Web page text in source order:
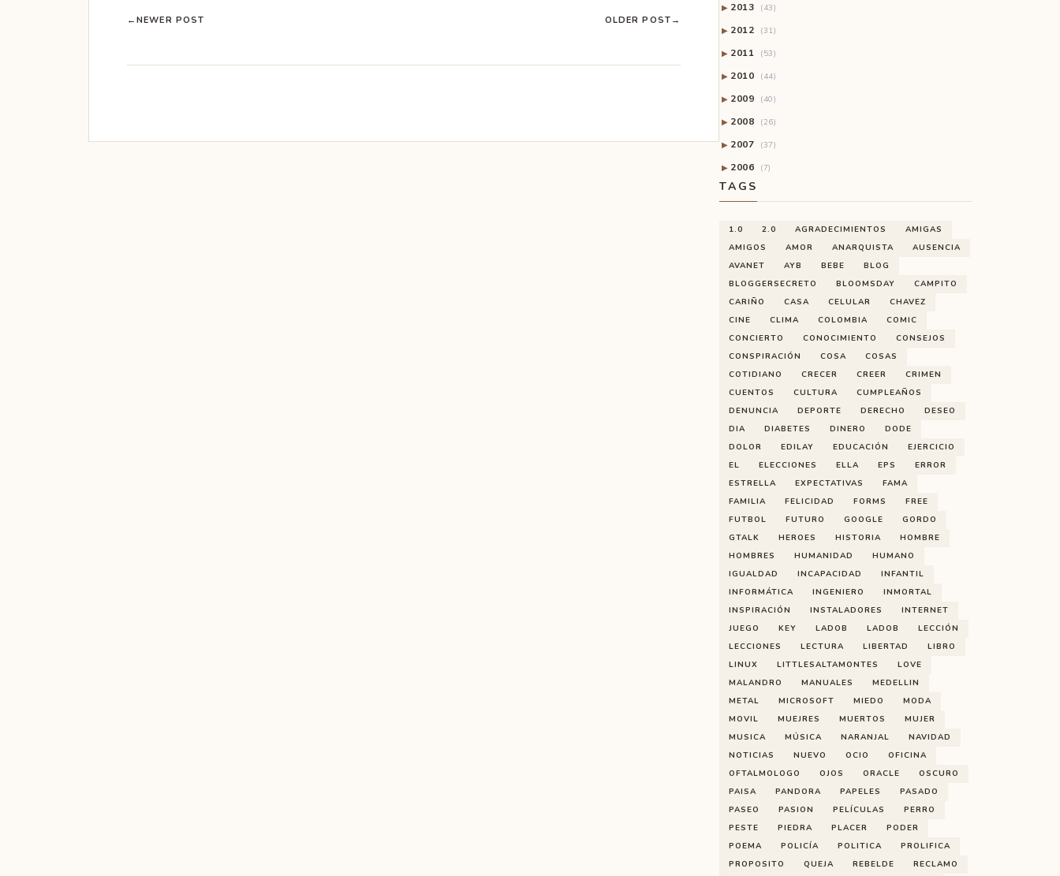
←NEWER POST OLDER POST →
▶ 2013 (43)
▶ 2012 (31)
▶ 2011 (53)
▶ 2010 (44)
▶ 2009 (40)
▶ 2008 (26)
▶ 2007 (37)
▶ 2006 (7)
TAGS
1.0 2.0 AGRADECIMIENTOS
AMIGAS
AMIGOS
AMOR ANARQUISTA
AUSENCIA
AVANET
AYB BEBE
BLOG
BLOGGERSECRETO
BLOOMSDAY
CAMPITO
CARIÑO
CASA CELULAR
CHAVEZ
CINE
CLIMA COLOMBIA
COMIC
CONCIERTO
CONOCIMIENTO
CONSEJOS
CONSPIRACIÓN
COSA
COSAS
COTIDIANO
CRECER CREER
CRIMEN
CUENTOS
CULTURA
CUMPLEAÑOS
DENUNCIA
DEPORTE DERECHO
DESEO
DIA
DIABETES DINERO
DODE
DOLOR
EDILAY EDUCACIÓN
EJERCICIO
EL
ELECCIONES ELLA EPS
ERROR
ESTRELLA
EXPECTATIVAS
FAMA
FAMILIA
FELICIDAD FORMS
FREE
FUTBOL
FUTURO GOOGLE
GORDO
GTALK
HEROES HISTORIA
HOMBRE
HOMBRES
HUMANIDAD
HUMANO
IGUALDAD
INCAPACIDAD
INFANTIL
INFORMÁTICA
INGENIERO
INMORTAL
INSPIRACIÓN
INSTALADORES
INTERNET
JUEGO
KEY LADOB LADOB
LECCIÓN
LECCIONES
LECTURA LIBERTAD
LIBRO
LINUX
LITTLESALTAMONTES
LOVE
MALANDRO
MANUALES
MEDELLIN
METAL
MICROSOFT MIEDO
MODA
MOVIL
MUEJRES MUERTOS
MUJER
MUSICA
MÚSICA NARANJAL
NAVIDAD
NOTICIAS
NUEVO OCIO
OFICINA
OFTALMOLOGO
OJOS ORACLE
OSCURO
PAISA
PANDORA PAPELES
PASADO
PASEO
PASION PELÍCULAS
PERRO
PESTE
PIEDRA PLACER
PODER
POEMA
POLICÍA POLITICA
PROLIFICA
PROPOSITO
QUEJA REBELDE
RECLAMO